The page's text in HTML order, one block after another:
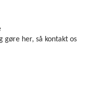
gøre her, så kontakt os